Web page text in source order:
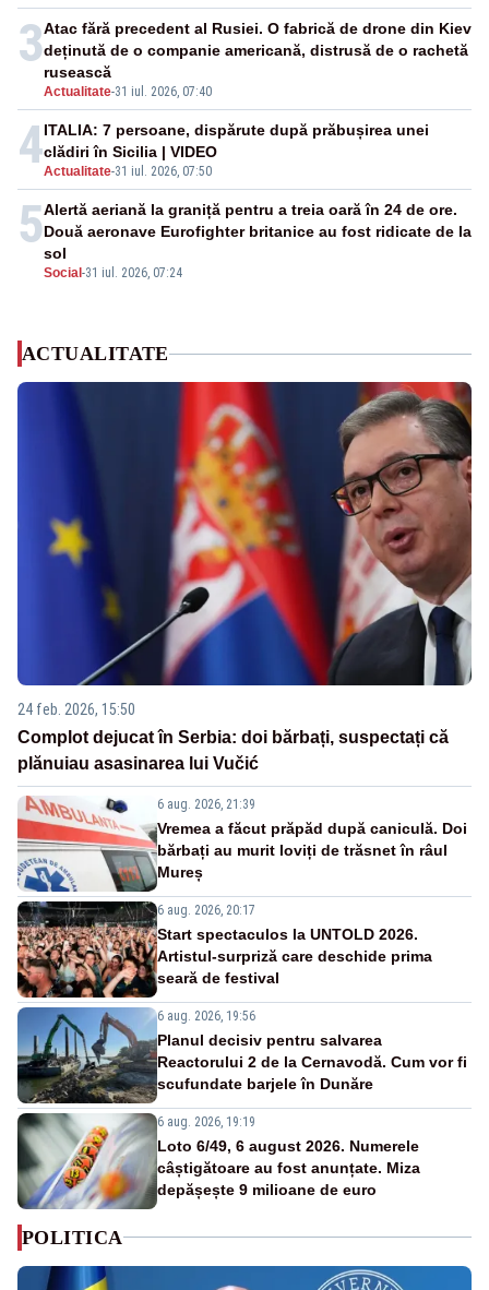
3
Actualitate-31 iul. 2026, 07:40
Atac fără precedent al Rusiei. O fabrică de drone din Kiev
deținută de o companie americană, distrusă de o rachetă
rusească
4Actualitate-31 iul. 2026, 07:50
ITALIA: 7 persoane, dispărute după prăbușirea unei
clădiri în Sicilia | VIDEO
5
Social -31 iul. 2026, 07:24
Alertă aeriană la graniță pentru a treia oară în 24 de ore.
Două aeronave Eurofighter britanice au fost ridicate de la
sol
ACTUALITATE
24 feb. 2026, 15:50
Complot dejucat în Serbia: doi bărbați, suspectați că
plănuiau asasinarea lui Vučić
6 aug. 2026, 21:39
Vremea a făcut prăpăd după caniculă. Doi
bărbați au murit loviți de trăsnet în râul
Mureș
6 aug. 2026, 20:17
Start spectaculos la UNTOLD 2026.
Artistul-surpriză care deschide prima
seară de festival
6 aug. 2026, 19:56
Planul decisiv pentru salvarea
Reactorului 2 de la Cernavodă. Cum vor fi
scufundate barjele în Dunăre
6 aug. 2026, 19:19
Loto 6/49, 6 august 2026. Numerele
câștigătoare au fost anunțate. Miza
depășește 9 milioane de euro
POLITICA